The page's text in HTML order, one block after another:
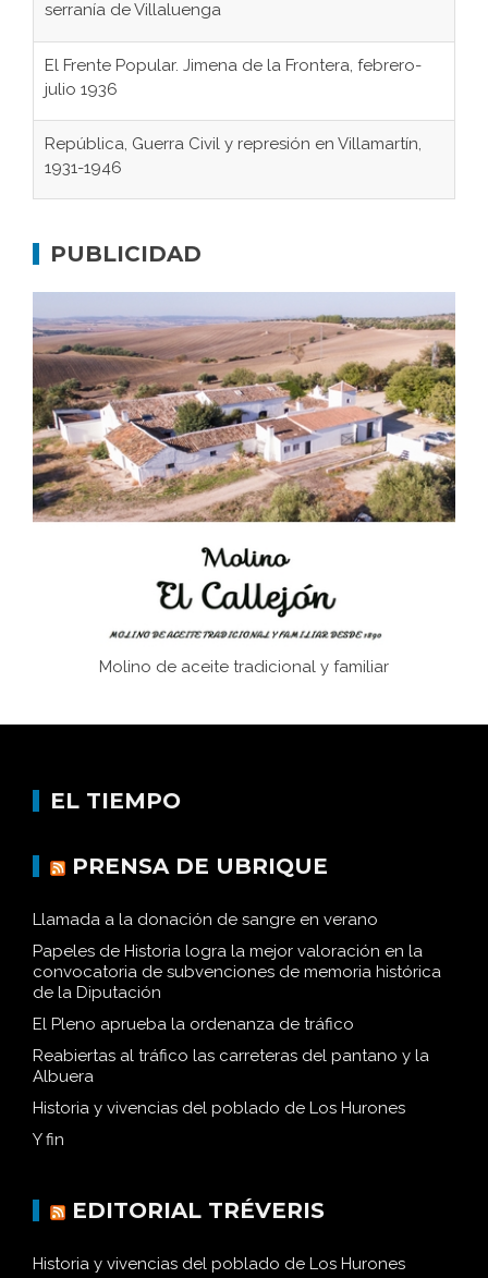
serranía de Villaluenga
El Frente Popular. Jimena de la Frontera, febrero-
julio 1936
República, Guerra Civil y represión en Villamartín,
1931-1946
concentración nazis
Bornos
El Frente Popular. Ubrique, febrero-julio 1936
Juntar las letras. La alfabetización en el campo: del
afán de saber a la autogestión
Historia y vivencias del poblado de Los Hurones
PUBLICIDAD
Molino de aceite tradicional y familiar
EL TIEMPO
PRENSA DE UBRIQUE
Llamada a la donación de sangre en verano
Papeles de Historia logra la mejor valoración en la
convocatoria de subvenciones de memoria histórica
de la Diputación
El Pleno aprueba la ordenanza de tráfico
Reabiertas al tráfico las carreteras del pantano y la
Albuera
Historia y vivencias del poblado de Los Hurones
Y fin
EDITORIAL TRÉVERIS
Historia y vivencias del poblado de Los Hurones